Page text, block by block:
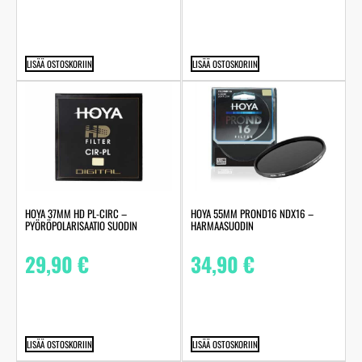
LISÄÄ OSTOSKORIIN LISÄÄ OSTOSKORIIN
HOYA 37MM HD PL-CIRC –
PYÖRÖPOLARISAATIO SUODIN
29,90€
LISÄÄ OSTOSKORIIN
HOYA 55MM PROND16 NDX16 –
HARMAASUODIN
34,90€
LISÄÄ OSTOSKORIIN